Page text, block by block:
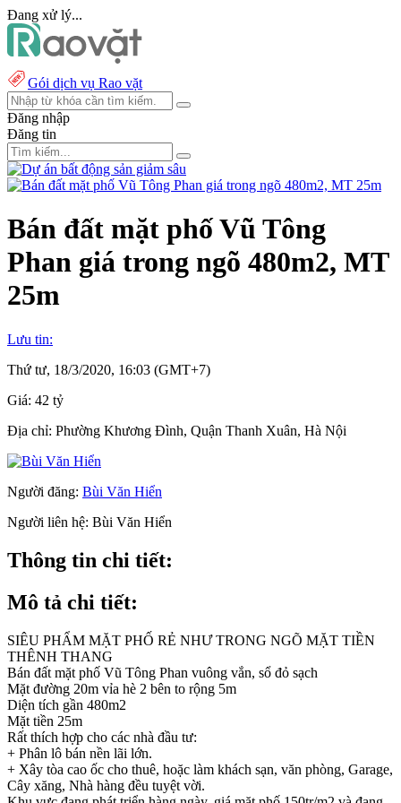
Đang xử lý...
Gói dịch vụ Rao vặt
Đăng nhập
Đăng tin
Bán đất mặt phố Vũ Tông
Phan giá trong ngõ 480m2, MT
25m
Lưu tin:
Thứ tư, 18/3/2020, 16:03 (GMT+7)
Giá: 42 tỷ
Địa chỉ: Phường Khương Đình, Quận Thanh Xuân, Hà Nội
Người đăng: Bùi Văn Hiển
Người liên hệ: Bùi Văn Hiển
Thông tin chi tiết:
Mô tả chi tiết:
SIÊU PHẨM MẶT PHỐ RẺ NHƯ TRONG NGÕ MẶT TIỀN
THÊNH THANG
Bán đất mặt phố Vũ Tông Phan vuông vắn, sổ đỏ sạch
Mặt đường 20m vỉa hè 2 bên to rộng 5m
Diện tích gần 480m2
Mặt tiền 25m
Rất thích hợp cho các nhà đầu tư:
+ Phân lô bán nền lãi lớn.
+ Xây tòa cao ốc cho thuê, hoặc làm khách sạn, văn phòng, Garage,
Cây xăng, Nhà hàng đều tuyệt vời.